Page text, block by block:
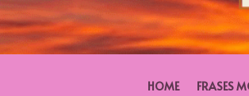
HOME FRASES